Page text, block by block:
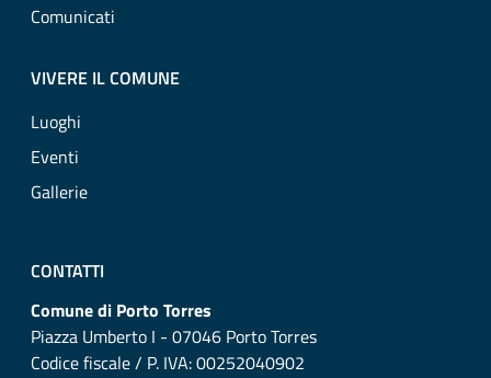
Comunicati
VIVERE IL COMUNE
Luoghi
Eventi
Gallerie
CONTATTI
Comune di Porto Torres
Piazza Umberto I - 07046 Porto Torres
Codice fiscale / P. IVA: 00252040902